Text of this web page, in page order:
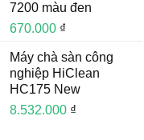
7200 màu đen
670.000 ₫
Máy chà sàn công
nghiệp HiClean
HC175 New
8.532.000 ₫